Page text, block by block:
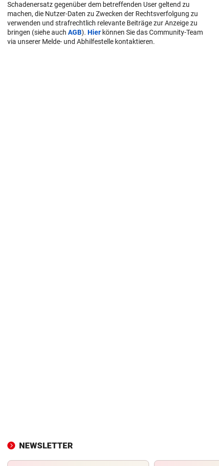
Schadenersatz gegenüber dem betreffenden User geltend zu
machen, die Nutzer-Daten zu Zwecken der Rechtsverfolgung zu
verwenden und strafrechtlich relevante Beiträge zur Anzeige zu
bringen (siehe auch AGB). Hier können Sie das Community-Team
via unserer Melde- und Abhilfestelle kontaktieren.
NEWSLETTER